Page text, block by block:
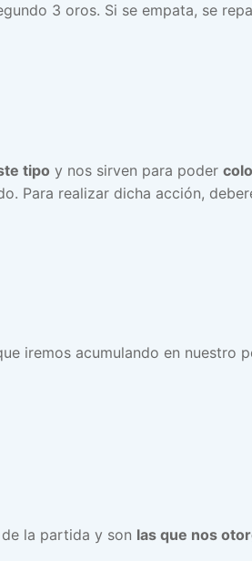
3 oros. Si se empata, se
tipo y nos sirven para poder
Para realizar dicha acción,
iremos acumulando en nuestro
la partida y son las que nos